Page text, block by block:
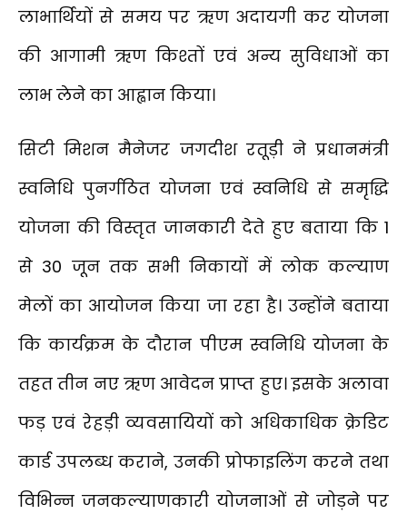
लाभार्थियों से समय पर ऋण अदायगी कर योजना
की आगामी ऋण किश्तों एवं अन्य सुविधाओं का
लाभ लेने का आह्वान किया।
सिटी मिशन मैनेजर जगदीश रतूड़ी ने प्रधानमंत्री
स्वनिधि पुनर्गठित योजना एवं स्वनिधि से समृद्धि
योजना की विस्तृत जानकारी देते हुए बताया कि 1
से 30 जून तक सभी निकायों में लोक कल्याण
मेलों का आयोजन किया जा रहा है। उन्होंने बताया
कि कार्यक्रम के दौरान पीएम स्वनिधि योजना के
तहत तीन नए ऋण आवेदन प्राप्त हुए। इसके अलावा
फड़ एवं रेहड़ी व्यवसायियों को अधिकाधिक क्रेडिट
कार्ड उपलब्ध कराने, उनकी प्रोफाइलिंग करने तथा
विभिन्न जनकल्याणकारी योजनाओं से जोड़ने पर